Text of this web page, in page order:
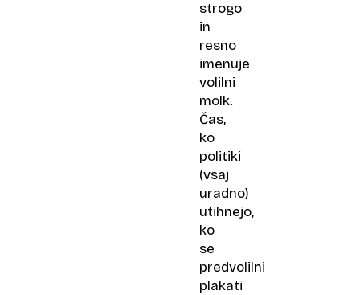
strogo
in
resno
imenuje
volilni
molk.
Čas,
ko
politiki
(vsaj
uradno)
utihnejo,
ko
se
predvolilni
plakati